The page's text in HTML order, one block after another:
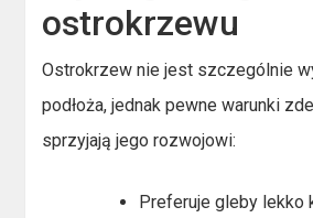
ostrokrzewu
Ostrokrzew nie jest szczególnie
podłoża, jednak pewne warunki
sprzyjają jego rozwojowi:
Preferuje gleby lekko